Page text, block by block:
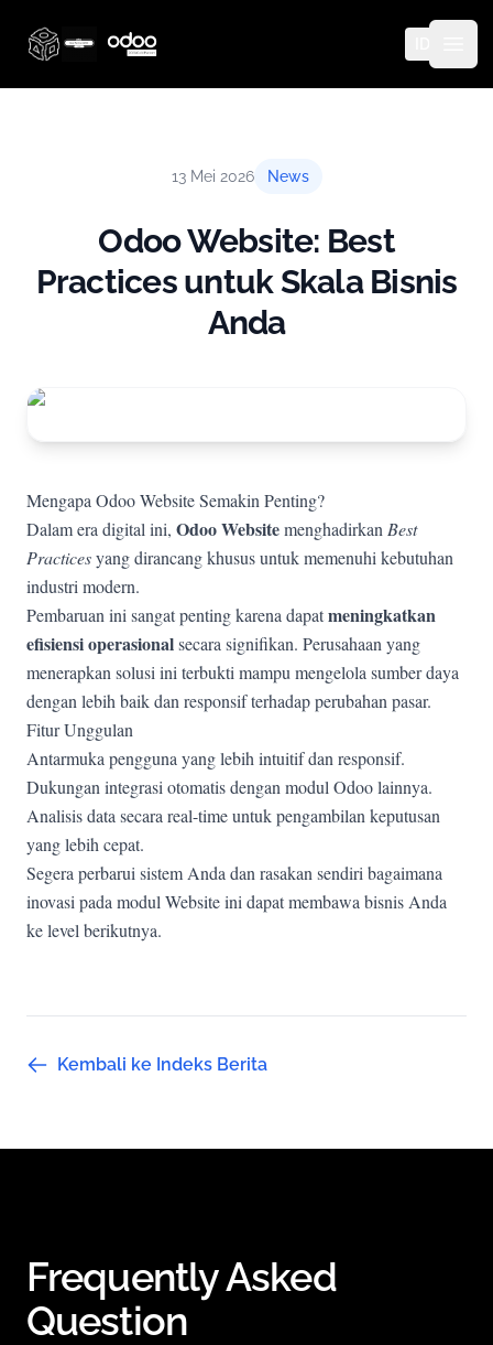
Thinq Technology
13 Mei 2026 News
Odoo Website: Best
Practices untuk Skala Bisnis
Anda
Mengapa Odoo Website Semakin Penting?
Dalam era digital ini, Odoo Websitemenghadirkan Best
Practicesyang dirancang khusus untuk memenuhi kebutuhan
industri modern.
Pembaruan ini sangat penting karena dapatmeningkatkan
efisiensi operasionalsecara signifikan. Perusahaan yang
menerapkan solusi ini terbukti mampu mengelola sumber daya
dengan lebih baik dan responsif terhadap perubahan pasar.
Fitur Unggulan
Antarmuka pengguna yang lebih intuitif dan responsif.
Dukungan integrasi otomatis dengan modul Odoo lainnya.
Analisis data secara real-time untuk pengambilan keputusan
yang lebih cepat.
Segera perbarui sistem Anda dan rasakan sendiri bagaimana
inovasi pada modul Website ini dapat membawa bisnis Anda
ke level berikutnya.
Kembali ke Indeks Berita
Frequently Asked
Question